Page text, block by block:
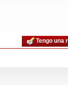
Tengo una